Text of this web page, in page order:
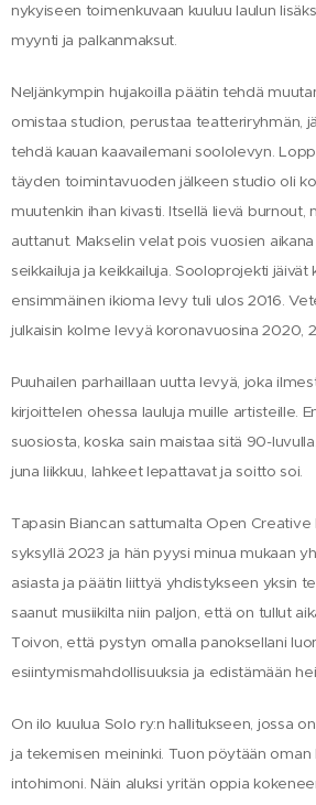
nykyiseen toimenkuvaan kuuluu laulun
myynti ja palkanmaksut.
Neljänkympin hujakoilla päätin tehdä
omistaa studion, perustaa teatteriryhmän,
tehdä kauan kaavailemani soololevyn.
täyden toimintavuoden jälkeen studio oli
muutenkin ihan kivasti. Itsellä lievä burnout,
auttanut. Makselin velat pois vuosien
seikkailuja ja keikkailuja. Sooloprojekti jäivät
ensimmäinen ikioma levy tuli ulos 2016.
julkaisin kolme levyä koronavuosina 2020,
Puuhailen parhaillaan uutta levyä, joka
kirjoittelen ohessa lauluja muille artisteille.
suosiosta, koska sain maistaa sitä 90-
juna liikkuu, lahkeet lepattavat ja soitto soi.
Tapasin Biancan sattumalta Open
syksyllä 2023 ja hän pyysi minua mukaan
asiasta ja päätin liittyä yhdistykseen yksin
saanut musiikilta niin paljon, että on tullut
Toivon, että pystyn omalla panoksellani
esiintymismahdollisuuksia ja edistämään
On ilo kuulua Solo ry:n hallitukseen, jossa
ja tekemisen meininki. Tuon pöytään oman
intohimoni. Näin aluksi yritän oppia